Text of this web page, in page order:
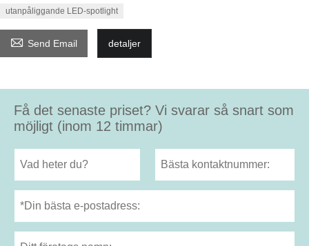
utanpåliggande LED-spotlight
 Send Email detaljer
Få det senaste priset? Vi svarar så snart som
möjligt (inom 12 timmar)